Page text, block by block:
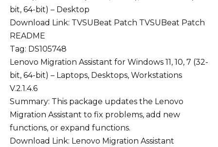
bit, 64-bit) – Desktop
Download Link: TVSUBeat Patch TVSUBeat Patch
README
Tag: DS105748
Lenovo Migration Assistant for Windows 11, 10, 7 (32-
bit, 64-bit) – Laptops, Desktops, Workstations
V.2.1.4.6
Summary: This package updates the Lenovo
Migration Assistant to fix problems, add new
functions, or expand functions.
Download Link: Lenovo Migration Assistant